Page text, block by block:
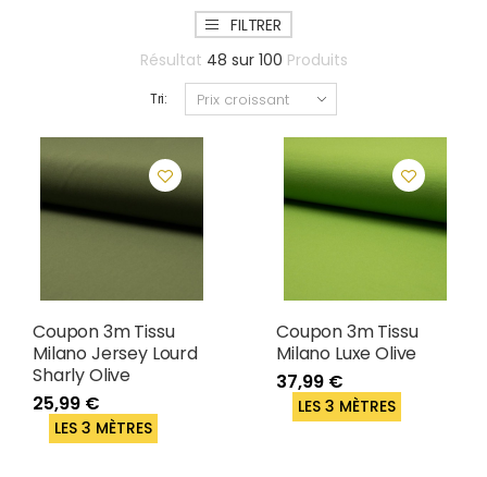
FILTRER
Résultat 48 sur 100 Produits
Tri:
Coupon 3m Tissu
Milano Jersey Lourd
Sharly Olive
25,99 €
LES 3 MÈTRES
Coupon 3m Tissu
Milano Luxe Olive
37,99 €
LES 3 MÈTRES